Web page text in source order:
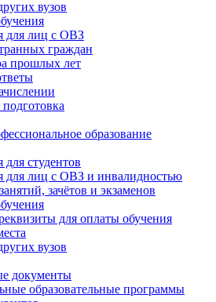
вузов
для лиц с ОВЗ
граждан
прошлых лет
образование
студентов
для лиц с ОВЗ и инвалидностью
зачётов и экзаменов
для оплаты обучения
вузов
документы
образовательные программы